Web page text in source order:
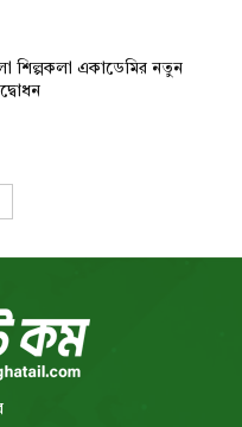
শিল্পকলা একাডেমির নতুন